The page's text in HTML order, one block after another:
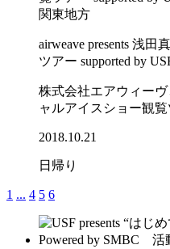
関東地方
airweave presents 浅
ツアー supported by
株式会社エアウィー
ャルアイスショー観
2018.10.21
日帰り
1 ... 4 5 6